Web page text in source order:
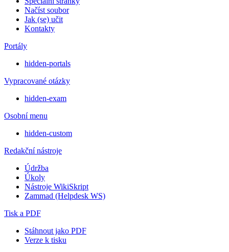
Načíst soubor
Jak (se) učit
Kontakty
Portály
hidden-portals
Vypracované otázky
hidden-exam
Osobní menu
hidden-custom
Redakční nástroje
Údržba
Úkoly
Nástroje WikiSkript
Zammad (Helpdesk WS)
Tisk a PDF
Stáhnout jako PDF
Verze k tisku